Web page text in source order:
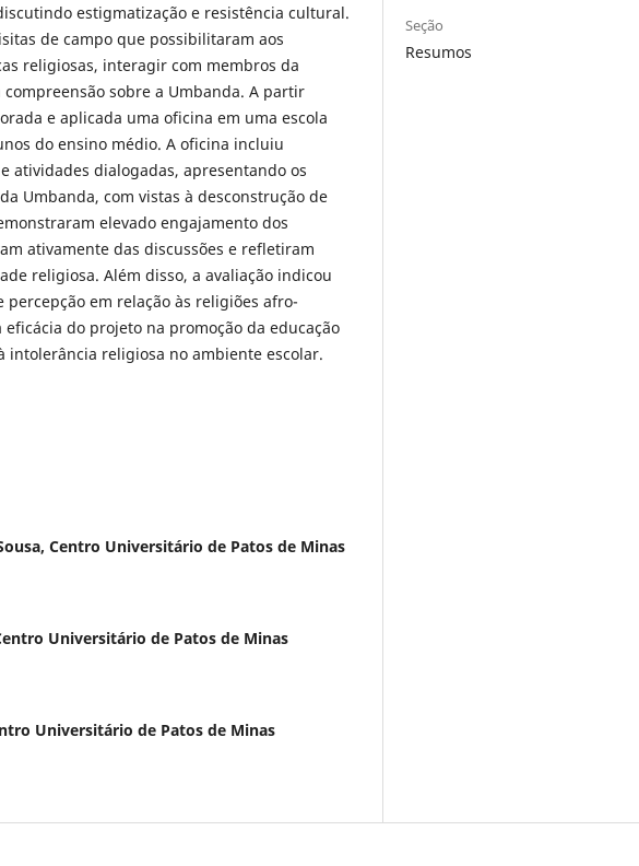
estigmatização e resistência cultural.
de campo que possibilitaram aos
religiosas, interagir com membros da
sobre a Umbanda. A partir
e aplicada uma oficina em uma escola
do ensino médio. A oficina incluiu
atividades dialogadas, apresentando os
Umbanda, com vistas à desconstrução de
elevado engajamento dos
ativamente das discussões e refletiram
religiosa. Além disso, a avaliação indicou
em relação às religiões afro-
do projeto na promoção da educação
intolerância religiosa no ambiente escolar.
Centro Universitário de Patos de Minas
Universitário de Patos de Minas
Universitário de Patos de Minas
Seção
Resumos